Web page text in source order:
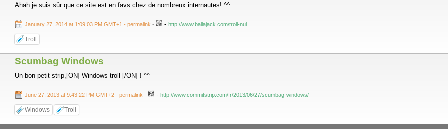
Ahah je suis sûr que ce site est en favs chez de nombreux internautes! ^^
January 27, 2014 at 1:09:03 PM GMT+1 - permalink - - http://www.ballajack.com/troll-nul
Troll
Scumbag Windows
Un bon petit strip,[ON] Windows troll [/ON] ! ^^
June 27, 2013 at 9:43:22 PM GMT+2 - permalink - - http://www.commitstrip.com/fr/2013/06/27/scumbag-windows/
Windows Troll